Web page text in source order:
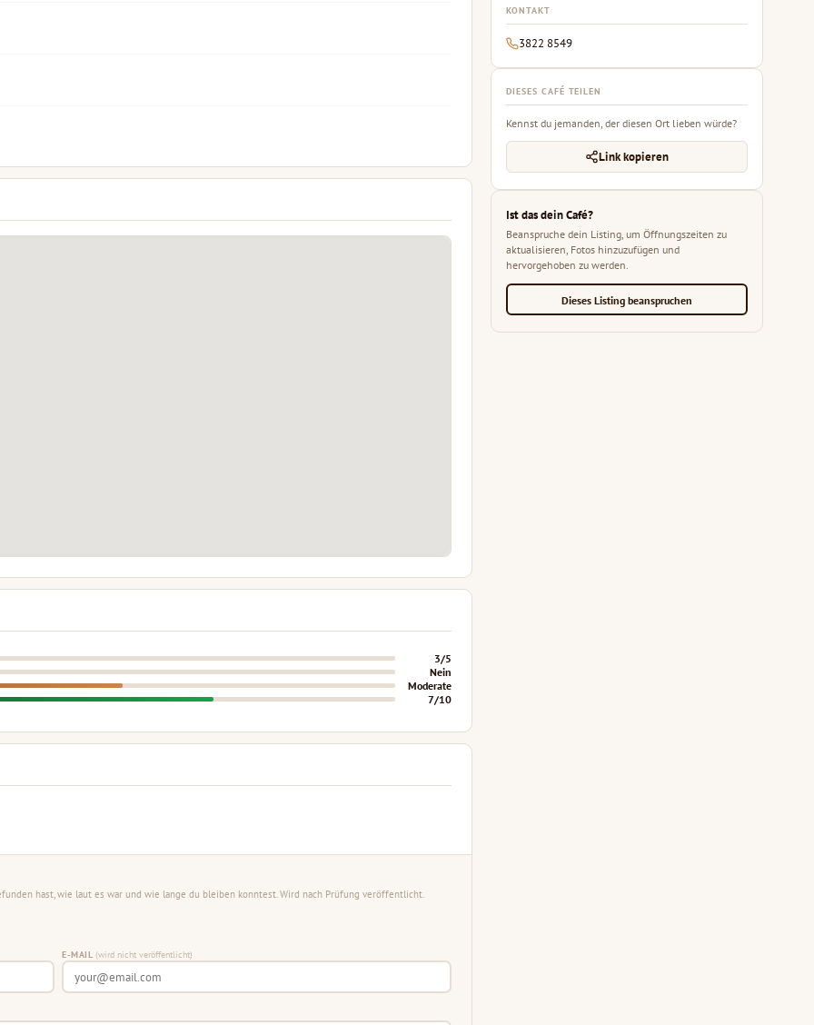
3/5
Nein
Moderate
7/10
hast, wie laut es war und wie lange du bleiben konntest. Wird nach Prüfung veröffentlicht.
E-MAIL(wird nicht veröffentlicht)
KONTAKT
3822 8549
DIESES CAFÉ TEILEN
Kennst du jemanden, der diesen Ort lieben würde?
Link kopieren
Ist das dein Café?
Beanspruche dein Listing, um Öffnungszeiten zu
aktualisieren, Fotos hinzuzufügen und
hervorgehoben zu werden.
Dieses Listing beanspruchen